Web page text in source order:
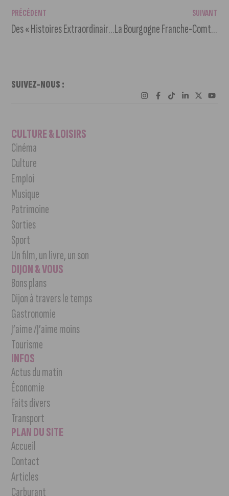
PRÉCÉDENT
Des « Histoires Extraordinaires » au Jardin Darcy
SUIVANT
La Bourgogne Franche-Comté : dans le TOP des régions où bien-vivre
SUIVEZ-NOUS :
CULTURE & LOISIRS
Cinéma
Culture
Emploi
Musique
Patrimoine
Sorties
Sport
Un film, un livre, un son
DIJON & VOUS
Bons plans
Dijon à travers le temps
Gastronomie
J’aime /J’aime moins
Tourisme
INFOS
Actus du matin
Économie
Faits divers
Transport
PLAN DU SITE
Accueil
Contact
Articles
Carburant